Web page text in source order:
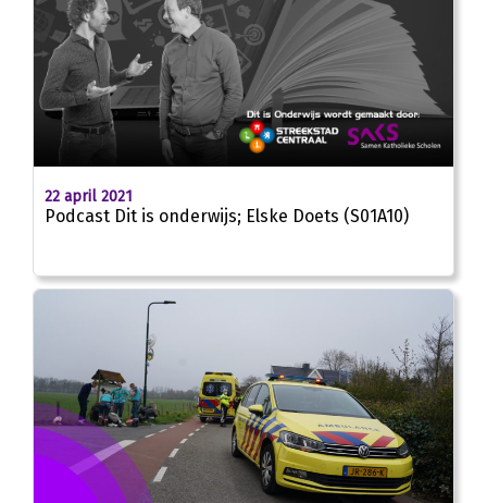
26:20
22 april 2021
Podcast Dit is onderwijs; Elske Doets (S01A10)